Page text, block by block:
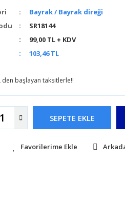
Bayrak / Bayrak direği
SR18144
99,00 TL + KDV
103,46 TL
den başlayan taksitlerle!!
SEPETE EKLE